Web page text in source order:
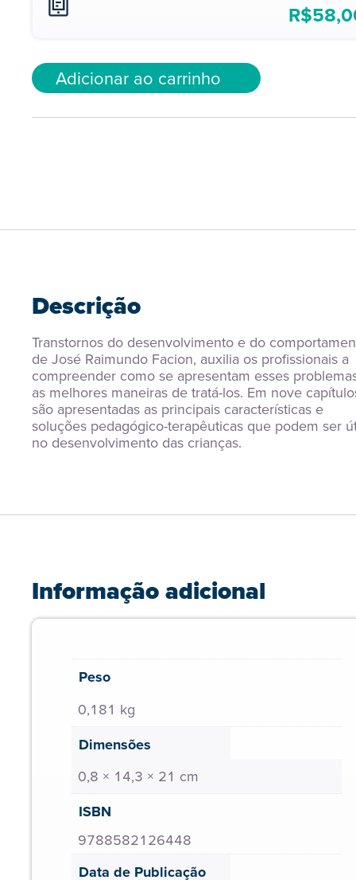
R$
Adicionar ao carrinho
Descrição
Transtornos do desenvolvimento e do
de José Raimundo Facion, auxilia os profissionais a
compreender como se apresentam esses
as melhores maneiras de tratá-los. Em nove
são apresentadas as principais características e
soluções pedagógico-terapêuticas que podem ser
no desenvolvimento das crianças.
Informação adicional
Peso
0,181 kg
Dimensões
0,8 × 14,3 × 21 cm
ISBN
9788582126448
Data de Publicação